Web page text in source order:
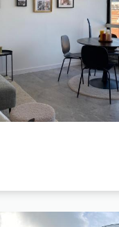
-
1
43 m²